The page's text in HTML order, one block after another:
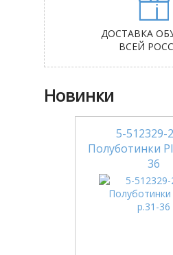
ДОСТАВКА
ВСЕЙ
Новинки
5-512329-
Полуботинки
36